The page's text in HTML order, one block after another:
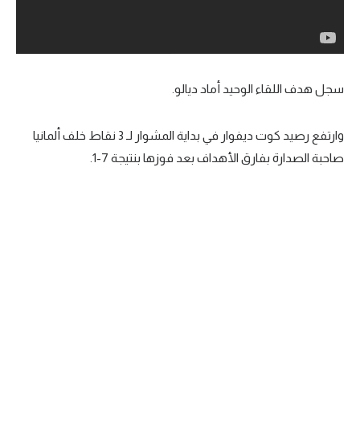
سجل هدف اللقاء الوحيد أماد ديالو.
وارتفع رصيد كوت ديفوار في بداية المشوار لـ 3 نقاط خلف ألمانيا
صاحبة الصدارة بفارق الأهداف بعد فوزها بنتيجة 7-1.